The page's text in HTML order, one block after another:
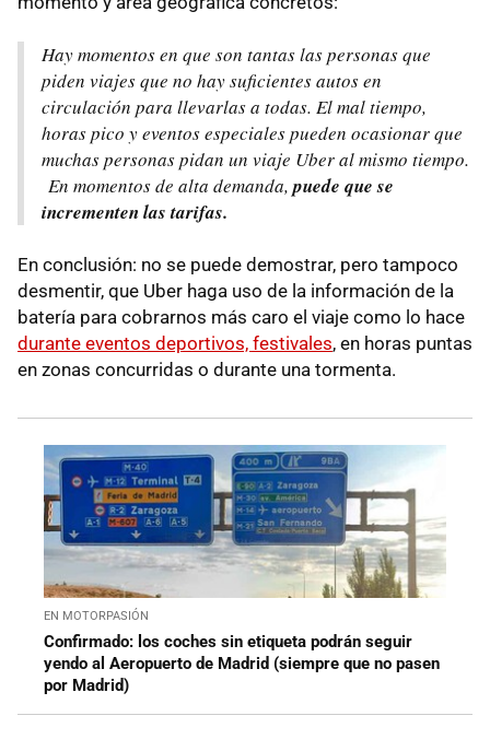
Hay momentos en que son tantas las personas que
piden viajes que no hay suficientes autos en
circulación para llevarlas a todas. El mal tiempo,
horas pico y eventos especiales pueden ocasionar que
muchas personas pidan un viaje Uber al mismo tiempo.
En momentos de alta demanda, puede que se
incrementen las tarifas.
En conclusión: no se puede demostrar, pero tampoco
desmentir, que Uber haga uso de la información de la
batería para cobrarnos más caro el viaje como lo hace
durante eventos deportivos, festivales, en horas puntas
en zonas concurridas o durante una tormenta.
EN MOTORPASIÓN
Confirmado: los coches sin etiqueta podrán seguir
yendo al Aeropuerto de Madrid (siempre que no pasen
por Madrid)